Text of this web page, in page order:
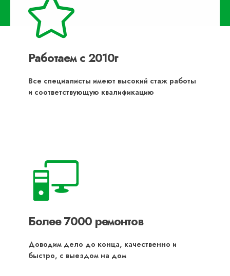
Работаем с 2010г
Все специалисты имеют высокий стаж работы
и соответствующую квалификацию
Более 7000 ремонтов
Доводим дело до конца, качественно и
быстро, с выездом на дом